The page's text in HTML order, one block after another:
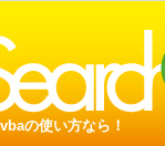
の使い方なら！